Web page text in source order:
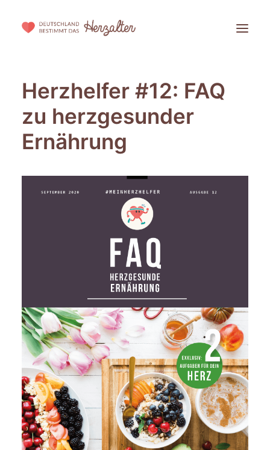
DIE INITIATIVE
DIE STIFTUNG
BLOG
HERZALTER BESTIMMEN!
WISSENSCHAFTLICHER HINTERGRUND
INTERNATIONAL (EN)
SEARCH
Herzhelfer #12: FAQ
zu herzgesunder
Ernährung